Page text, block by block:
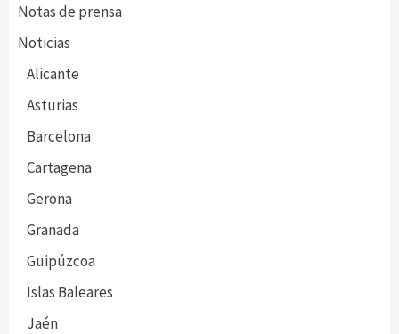
Notas de prensa
Noticias
Alicante
Asturias
Barcelona
Cartagena
Gerona
Granada
Guipúzcoa
Islas Baleares
Jaén